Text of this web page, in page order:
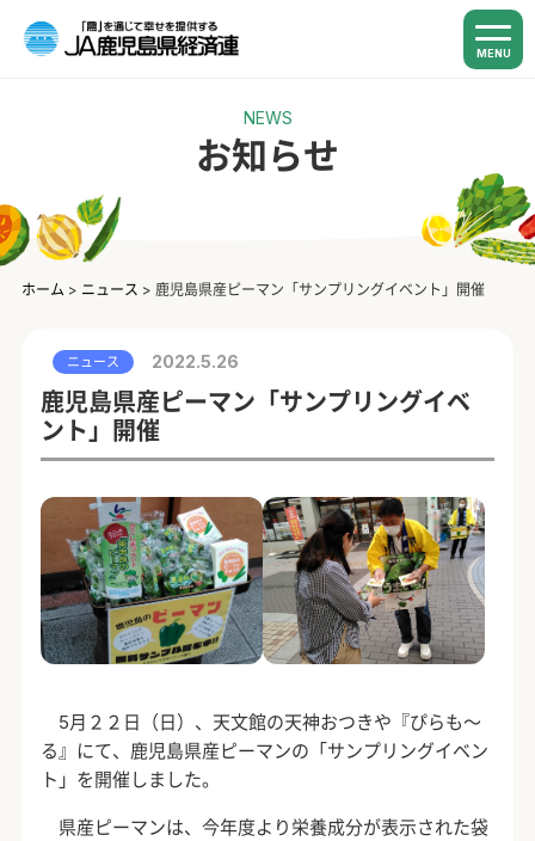
MENU
NEWS
お知らせ
ホーム > ニュース > 鹿児島県産ピーマン「サンプリングイベント」開催
ニュース 2022.5.26
鹿児島県産ピーマン「サンプリングイベ
ント」開催
5月２２日（日）、天文館の天神おつきや『ぴらも～
る』にて、鹿児島県産ピーマンの「サンプリングイベン
ト」を開催しました。
県産ピーマンは、今年度より栄養成分が表示された袋